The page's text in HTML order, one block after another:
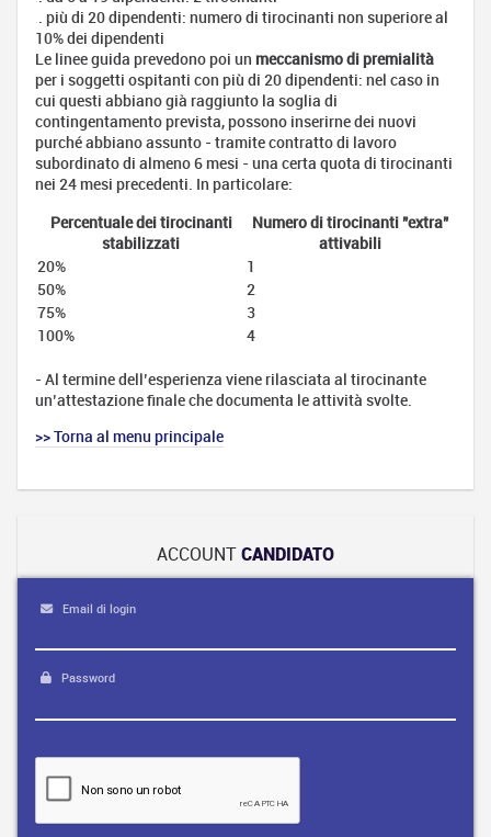
. più di 20 dipendenti: numero di tirocinanti non superiore al
10% dei dipendenti
Le linee guida prevedono poi un meccanismo di premialità
per i soggetti ospitanti con più di 20 dipendenti: nel caso in
cui questi abbiano già raggiunto la soglia di
contingentamento prevista, possono inserirne dei nuovi
purché abbiano assunto - tramite contratto di lavoro
subordinato di almeno 6 mesi - una certa quota di tirocinanti
nei 24 mesi precedenti. In particolare:
Percentuale dei tirocinanti
stabilizzati
Numero di tirocinanti "extra"
attivabili
20%
1
50%
2
75%
3
100%
4
- Al termine dell’esperienza viene rilasciata al tirocinante
un’attestazione finale che documenta le attività svolte.
>> Torna al menu principale
ACCOUNTCANDIDATO
Email di login
Password